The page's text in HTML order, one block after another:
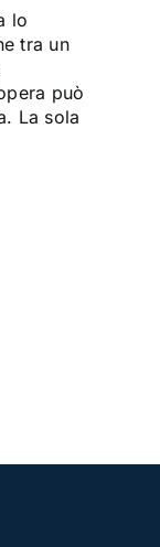
lo
tra un
può
La sola